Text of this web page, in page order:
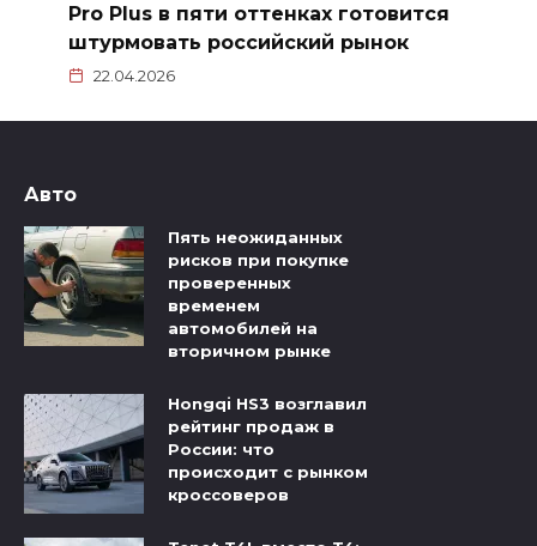
Pro Plus в пяти оттенках готовится
штурмовать российский рынок
22.04.2026
Авто
Пять неожиданных
рисков при покупке
проверенных
временем
автомобилей на
вторичном рынке
Hongqi HS3 возглавил
рейтинг продаж в
России: что
происходит с рынком
кроссоверов